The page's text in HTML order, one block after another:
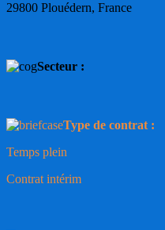
29800 Plouédern, France
Secteur :
Type de contrat :
Temps plein
Contrat intérim